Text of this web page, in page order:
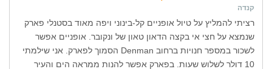
קנדה
רציתי להמליץ על טיול אופניים קל-בינוני ויפה מאוד בסטנלי פארק
שנמצא על חצי אי בקצה הדאון טאון של ונקובר. אופניים אפשר
לשכור במספר חנויות ברחוב Denman הסמוך לפארק. אני שילמתי
10 דולר לשלוש שעות. בפארק אפשר להנות ממראה הים והעיר